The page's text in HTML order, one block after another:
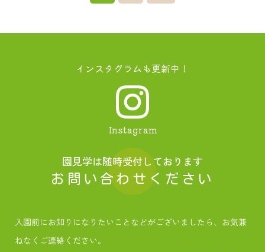
インスタグラムも更新中！
Instagram
園見学は随時受付しております
お問い合わせください
入園前にお知りになりたいことなどがございましたら、お気兼
ねなくご連絡ください。